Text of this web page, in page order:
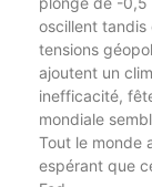
oscillent tandis
tensions
ajoutent un
inefficacité,
mondiale
Tout le monde
espérant que